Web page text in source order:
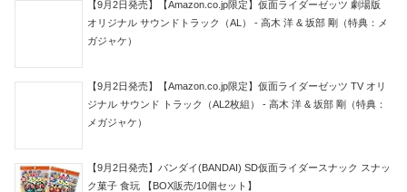
【9月2日発売】【Amazon.co.jp限定】仮面ライダーゼッツ 劇場版
オリジナル サウンドトラック（AL） - 高木 洋 & 坂部 剛（特典：メ
ガジャケ）
【9月2日発売】【Amazon.co.jp限定】仮面ライダーゼッツ TV オリ
ジナル サウンド トラック（AL2枚組） - 高木 洋 & 坂部 剛（特典：
メガジャケ）
【9月2日発売】バンダイ(BANDAI) SD仮面ライダースナック スナッ
ク菓子 食玩 【BOX販売/10個セット】